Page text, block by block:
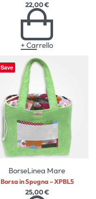
22,00€
+ Carrello
Save
BorseLinea Mare
Borsa in Spugna – XPBL5
25,00€